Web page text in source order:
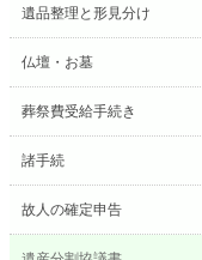
遺品整理と形見分け
仏壇・お墓
葬祭費受給手続き
諸手続
故人の確定申告